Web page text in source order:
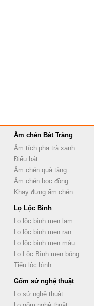
Ấm chén Bát Tràng
Ấm tích pha trà xanh
Điếu bát
Ấm chén quà tặng
Ấm chén bọc đồng
Khay đựng ấm chén
Lọ Lộc Bình
Lọ lộc bình men lam
Lọ lộc bình men rạn
Lọ lộc bình men màu
Lọ Lộc Bình men bóng
Tiểu lộc bình
Gốm sứ nghệ thuật
Lọ sứ nghệ thuật